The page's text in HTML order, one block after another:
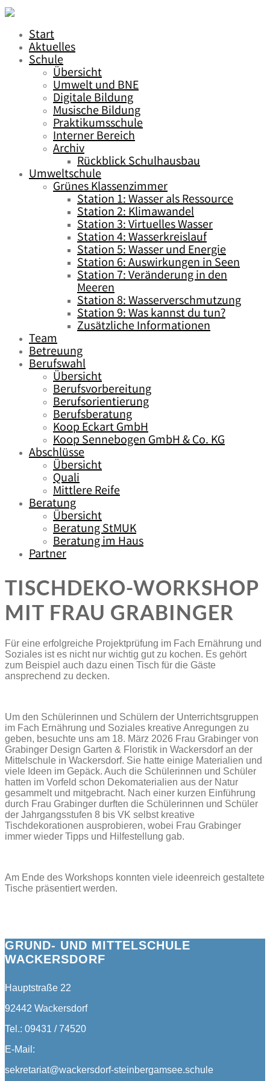
Start
Aktuelles
Schule
Übersicht
Umwelt und BNE
Digitale Bildung
Musische Bildung
Praktikumsschule
Interner Bereich
Archiv
Rückblick Schulhausbau
Umweltschule
Grünes Klassenzimmer
Station 1: Wasser als Ressource
Station 2: Klimawandel
Station 3: Virtuelles Wasser
Station 4: Wasserkreislauf
Station 5: Wasser und Energie
Station 6: Auswirkungen in Seen
Station 7: Veränderung in den
Meeren
Station 8: Wasserverschmutzung
Station 9: Was kannst du tun?
Zusätzliche Informationen
Team
Betreuung
Berufswahl
Übersicht
Berufsvorbereitung
Berufsorientierung
Berufsberatung
Koop Eckart GmbH
Koop Sennebogen GmbH & Co. KG
Abschlüsse
Übersicht
Quali
Mittlere Reife
Beratung
Übersicht
Beratung StMUK
Beratung im Haus
Partner
TISCHDEKO-WORKSHOP
MIT FRAU GRABINGER
Für eine erfolgreiche Projektprüfung im Fach Ernährung und
Soziales ist es nicht nur wichtig gut zu kochen. Es gehört
zum Beispiel auch dazu einen Tisch für die Gäste
ansprechend zu decken.
Um den Schülerinnen und Schülern der Unterrichtsgruppen
im Fach Ernährung und Soziales kreative Anregungen zu
geben, besuchte uns am 18. März 2026 Frau Grabinger von
Grabinger Design Garten & Floristik in Wackersdorf an der
Mittelschule in Wackersdorf. Sie hatte einige Materialien und
viele Ideen im Gepäck. Auch die Schülerinnen und Schüler
hatten im Vorfeld schon Dekomaterialien aus der Natur
gesammelt und mitgebracht. Nach einer kurzen Einführung
durch Frau Grabinger durften die Schülerinnen und Schüler
der Jahrgangsstufen 8 bis VK selbst kreative
Tischdekorationen ausprobieren, wobei Frau Grabinger
immer wieder Tipps und Hilfestellung gab.
Am Ende des Workshops konnten viele ideenreich gestaltete
Tische präsentiert werden.
GRUND- UND MITTELSCHULE
WACKERSDORF
Hauptstraße 22
92442 Wackersdorf
Tel.: 09431 / 74520
E-Mail:
sekretariat@wackersdorf-steinbergamsee.schule